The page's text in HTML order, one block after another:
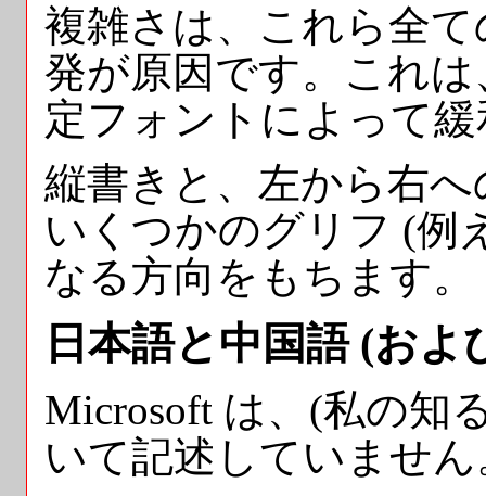
複雑さは、これら全
発が原因です。これは
定フォントによって
縦書きと、左から右
いくつかのグリフ (例
なる方向をもちます。
日本語と中国語 (およ
Microsoft は、(私の知
いて記述していません